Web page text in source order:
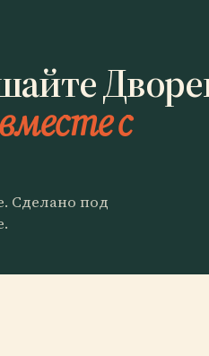
вместе с
Сделано под